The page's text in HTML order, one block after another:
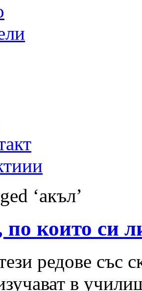
‘акъл’
по които си
редове със
в